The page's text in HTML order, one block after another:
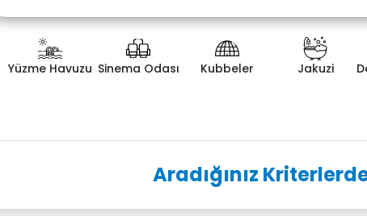
Yüzme Havuzu Sinema Odası Kubbeler Jakuzi
Aradığınız